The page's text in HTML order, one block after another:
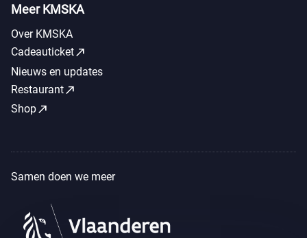
Meer KMSKA
Over KMSKA
Cadeauticketcall_made
Nieuws en updates
Restaurantcall_made
Shopcall_made
Samen doen we meer